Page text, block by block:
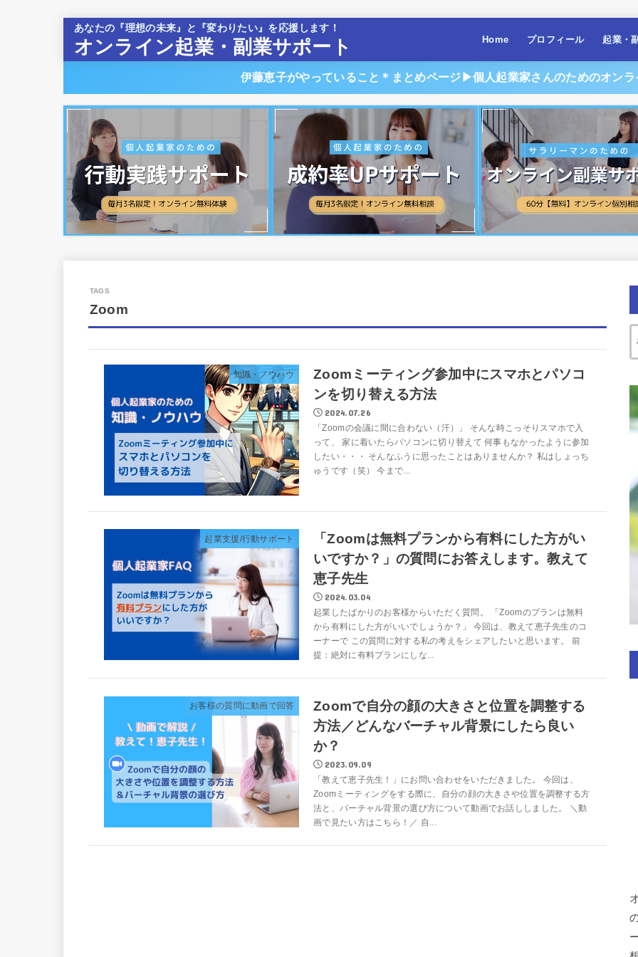
あなたの『理想の未来』と『変わりたい』を応援します！
オンライン起業・副業サポート Home プロフィール 起業・
伊藤恵子がやっていること＊まとめページ▶︎個人起業家さんのためのオン
Zoom
知識・ノウハウ
Zoomミーティング参加中にスマホとパソコ
ンを切り替える方法
2024.07.26
「Zoomの会議に間に合わない（汗）」 そんな時こっそりスマホで入
って、 家に着いたらパソコンに切り替えて 何事もなかったように参加
したい・・・ そんなふうに思ったことはありませんか？ 私はしょっち
ゅうです（笑） 今まで...
起業支援/行動サポート
「Zoomは無料プランから有料にした方がい
いですか？」の質問にお答えします。教えて
恵子先生
2024.03.04
起業したばかりのお客様からいただく質問。 「Zoomのプランは無料
から有料にした方がいいでしょうか？」 今回は、教えて恵子先生のコ
ーナーで この質問に対する私の考えをシェアしたいと思います。 前
提：絶対に有料プランにしな...
お客様の質問に動画で回答
Zoomで自分の顔の大きさと位置を調整する
方法／どんなバーチャル背景にしたら良い
か？
2023.09.09
「教えて恵子先生！」にお問い合わせをいただきました。 今回は、
Zoomミーティングをする際に、自分の顔の大きさや位置を調整する方
法と、バーチャル背景の選び方について動画でお話ししました。 ＼動
画で見たい方はこちら！／ 自...